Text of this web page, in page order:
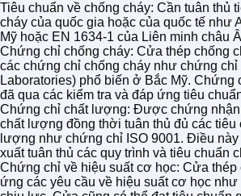
Tiêu chuẩn về chống cháy: Cần tuân thủ
cháy của quốc gia hoặc của quốc tế như
Mỹ hoặc EN 1634-1 của Liên minh châu
Chứng chỉ chống cháy: Cửa thép chống
các chứng chỉ chống cháy như chứng chỉ
Laboratories) phổ biến ở Bắc Mỹ. Chứng
đã qua các kiểm tra và đáp ứng tiêu
Chứng chỉ chất lượng: Được chứng nhận
chất lượng đồng thời tuân thủ đủ các tiêu
lượng như chứng chỉ ISO 9001. Điều này
xuất tuân thủ các quy trình và tiêu chuẩn
Chứng chỉ về hiệu suất cơ học: Cửa thép
ứng các yêu cầu về hiệu suất cơ học như